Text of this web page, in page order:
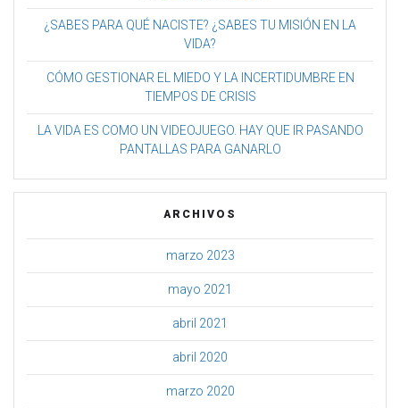
¿SABES PARA QUÉ NACISTE? ¿SABES TU MISIÓN EN LA
VIDA?
CÓMO GESTIONAR EL MIEDO Y LA INCERTIDUMBRE EN
TIEMPOS DE CRISIS
LA VIDA ES COMO UN VIDEOJUEGO. HAY QUE IR PASANDO
PANTALLAS PARA GANARLO
ARCHIVOS
marzo 2023
mayo 2021
abril 2021
abril 2020
marzo 2020